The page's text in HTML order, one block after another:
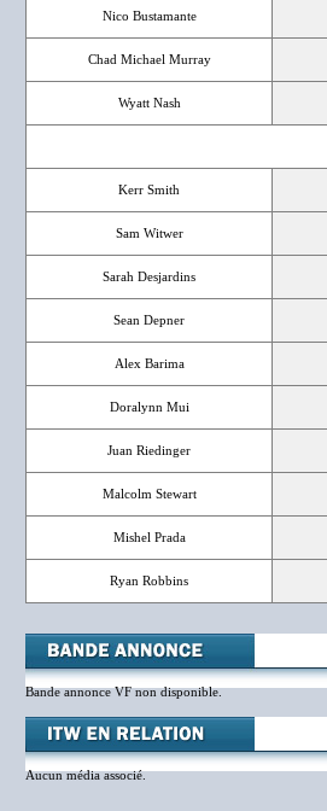
Nico Bustamante
Chad Michael Murray
Wyatt Nash
Kerr Smith
Sam Witwer
Sarah Desjardins
Sean Depner
Alex Barima
Doralynn Mui
Juan Riedinger
Malcolm Stewart
Mishel Prada
Ryan Robbins
Bande annonce VF non disponible.
Aucun média associé.